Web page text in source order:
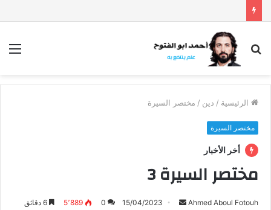
بحث
عن
الرئيسية / دين / مختصر السيرة
مختصر السيرة
أخر الأخبار
مختصر السيرة 3
Ahmed Aboul Fotouh
أرسل 15/04/2023
0 5٬889